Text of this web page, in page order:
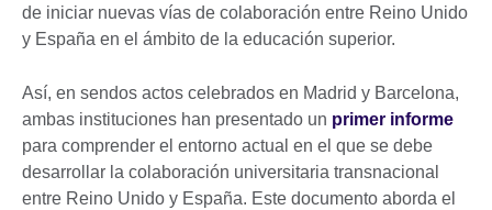
de iniciar nuevas vías de colaboración entre Reino Unido
y España en el ámbito de la educación superior.
Así, en sendos actos celebrados en Madrid y Barcelona,
ambas instituciones han presentado un primer informe
para comprender el entorno actual en el que se debe
desarrollar la colaboración universitaria transnacional
entre Reino Unido y España. Este documento aborda el